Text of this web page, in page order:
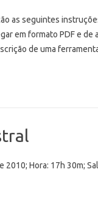
as seguintes
em formato PDF e de
de uma
Hora: 17h 30m;